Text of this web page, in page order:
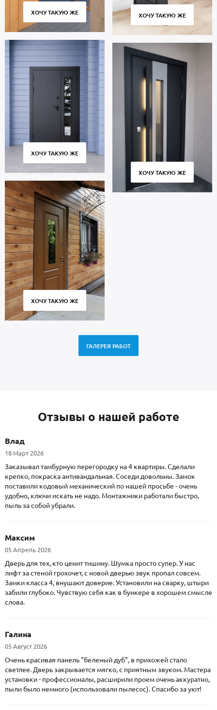
ХОЧУ ТАКУЮ ЖЕ
ХОЧУ ТАКУЮ ЖЕ
ХОЧУ ТАКУЮ ЖЕ
ХОЧУ ТАКУЮ ЖЕ
ХОЧУ ТАКУЮ ЖЕ
ГАЛЕРЕЯ РАБОТ
Отзывы о нашей работе
Влад
18 Март 2026
Заказывал тамбурную перегородку на 4 квартиры. Сделали
крепко, покраска антивандальная. Соседи довольны. Замок
поставили кодовый механический по нашей просьбе - очень
удобно, ключи искать не надо. Монтажники работали быстро,
пыль за собой убрали.
Максим
05 Апрель 2026
Дверь для тех, кто ценит тишину. Шумка просто супер. У нас
лифт за стеной грохочет, с новой дверью звук пропал совсем.
Замки класса 4, внушают доверие. Установили на сварку, штыри
забили глубоко. Чувствую себя как в бункере в хорошем смысле
слова.
Галина
05 Август 2026
Очень красивая панель "беленый дуб", в прихожей стало
светлее. Дверь закрывается мягко, с приятным звуком. Мастера
установки - профессионалы, расширили проем очень аккуратно,
пыли было немного (использовали пылесос). Спасибо за уют!